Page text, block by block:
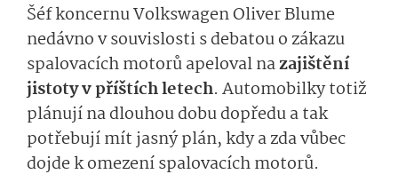
Šéf koncernu Volkswagen Oliver Blume
nedávno v souvislosti s debatou o zákazu
spalovacích motorů apeloval nazajištění
jistoty v příštích letech. Automobilky totiž
plánují na dlouhou dobu dopředu a tak
potřebují mít jasný plán, kdy a zda vůbec
dojde k omezení spalovacích motorů.